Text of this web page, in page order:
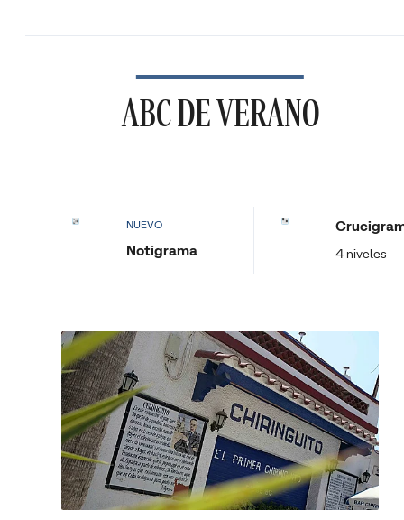
ABC DE VERANO
NUEVO
Notigrama 4 niveles